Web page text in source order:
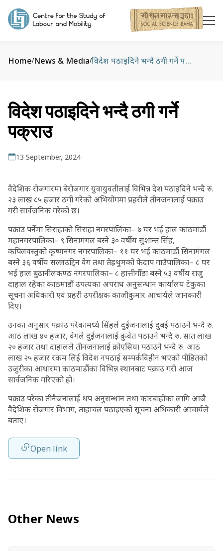
Home/News & Media/ विदेश पठाइदिने भन्दै ठगी गर्ने पक्राउ
विदेश पठाइदिने भन्दै ठगी गर्ने
पक्राउ
13 September, 2024
वैदेशिक रोजगारमा बेरोजगार युवायुवतीलाई विभिन्न देश पठाइदिने भन्दै रु.
२३ लाख ८५ हजार ठगी गरेको अभियोगमा प्रहरीले तीनजनालाई पक्राउ
गरी सार्वजनिक गरेको छ।
पक्राउ पर्नेमा सिराहाको सिराहा नगरपालिका– ७ घर भई हाल काठमाडौं
महानगरपालिका– ९ सिनामंगल बस्ने ३० वर्षीय सुशान्त सिंह,
कपिलवस्तुको कृष्णनगर नगरपालिका– ११ घर भई काठमाडौं सिनामंगल
बस्ने ३६ वर्षीय सल्लउद्दिन वेग तथा तेह्रथुमको फेदाप गाउँपालिका– ८ घर
भई हाल बुढानीलकण्ठ नगरपालिका– ८ हात्तीगौँडा बस्ने ५३ वर्षीय राजु
दाहाल रहेका काठमाडौं उपत्यका अपराध अनुसन्धान कार्यालय टेकुका
सूचना अधिकारी एवं प्रहरी उपरीक्षक काजीकुमार आचार्यले जानकारी
दिए।
उनका अनुसार पक्राउ परेकामध्ये सिंहले दुईजनालाई दुबई पठाउने भन्दै रु.
आठ लाख ४० हजार, वेगले दुईजनालाई कुवेत पठाउने भन्दै रु. सात लाख
२० हजार तथा दाहालले तीनजनालाई क्रोएसिया पठाउने भन्दै रु. आठ
लाख २५ हजार रकम लिई विदेश नपठाई सम्पर्कविहीन भएको पीडितको
उजुरीका आधारमा काठमाडौंका विभिन्न स्थानबाट पक्राउ गरी आज
सार्वजनिक गरिएको हो।
पक्राउ परेका तीनैजनालाई थप अनुसन्धान तथा कारबाहीका लागि आजै
वैदेशिक रोजगार विभाग, ताहाचल पठाइएको सूचना अधिकारी आचार्यले
बताए।
Open link
Other News